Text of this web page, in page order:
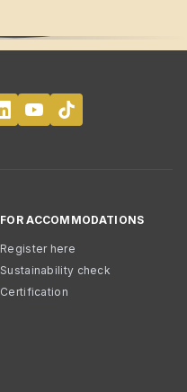
FOR ACCOMMODATIONS
Register here
Sustainability check
Certification